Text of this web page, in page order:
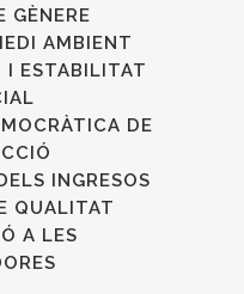
GÈNERE
AMBIENT
I ESTABILITAT
DE
INGRESOS
QUALITAT
A LES